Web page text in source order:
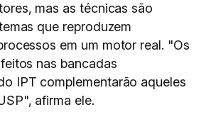
mas as técnicas são
que reproduzem
em um motor real. "Os
nas bancadas
IPT complementarão aqueles
afirma ele.